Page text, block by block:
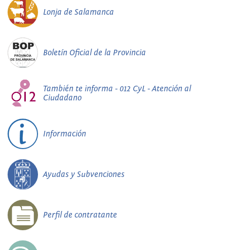
Lonja de Salamanca
Boletín Oficial de la Provincia
También te informa - 012 CyL - Atención al
Ciudadano
Información
Ayudas y Subvenciones
Perfil de contratante